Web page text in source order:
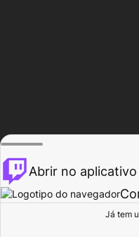
Procurar
Abrir no aplicativo
Já tem